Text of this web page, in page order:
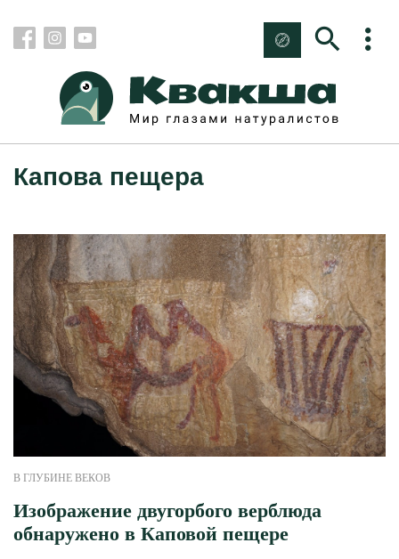
Капова пещера
В ГЛУБИНЕ ВЕКОВ
Изображение двугорбого верблюда
обнаружено в Каповой пещере